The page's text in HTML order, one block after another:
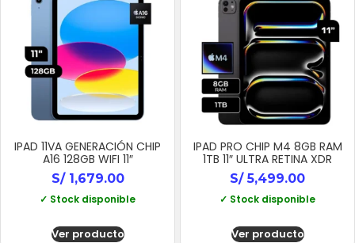
IPAD 11VA GENERACIÓN CHIP
A16 128GB WIFI 11″
S/1,679.00
✓ Stock disponible
Ver producto
IPAD PRO CHIP M4 8GB RAM
1TB 11″ ULTRA RETINA XDR
S/5,499.00
✓ Stock disponible
Ver producto